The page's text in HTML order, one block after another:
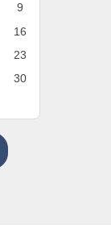
9
16
23
30